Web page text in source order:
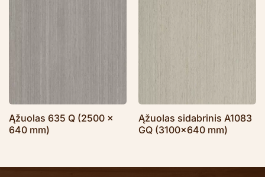
Ąžuolas 635 Q (2500 x
640 mm)
Ąžuolas sidabrinis A1083
GQ (3100×640 mm)